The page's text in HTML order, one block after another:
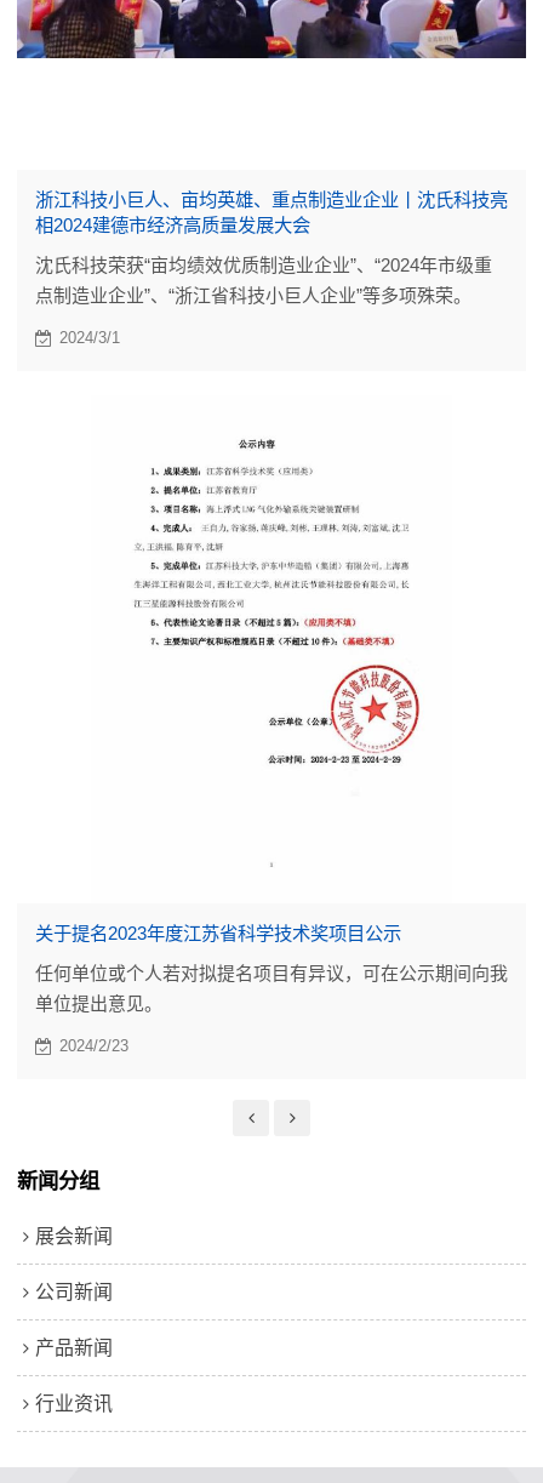
浙江科技小巨人、亩均英雄、重点制造业企业丨沈氏科技亮
相2024建德市经济高质量发展大会
沈氏科技荣获“亩均绩效优质制造业企业”、“2024年市级重
点制造业企业”、“浙江省科技小巨人企业”等多项殊荣。
2024/3/1
关于提名2023年度江苏省科学技术奖项目公示
任何单位或个人若对拟提名项目有异议，可在公示期间向我
单位提出意见。
2024/2/23
新闻分组
展会新闻
公司新闻
产品新闻
行业资讯